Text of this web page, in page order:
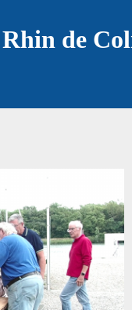
de